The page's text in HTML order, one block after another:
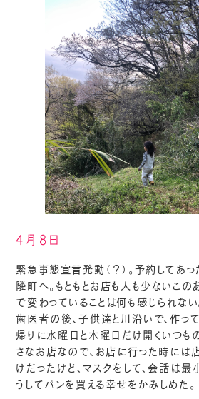
4月8日
緊急事態宣言発動（？）。予約してあ
隣町へ。もともとお店も人も少ないこの
で変わっていることは何も感じられない
歯医者の後、子供達と川沿いで、作っ
帰りに水曜日と木曜日だけ開くいつも
さなお店なので、お店に行った時には
けだったけど、マスクをして、会話は最
うしてパンを買える幸せをかみしめた。